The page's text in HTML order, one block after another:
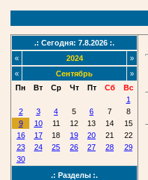
.: Сегодня: 7.8.2026 :.
«
2024
»
«
Сентябрь
»
Пн
Вт Ср Чт Пт Сб
Вс
1
2
3 4 5 6 7
8
9
10 11 12 13 14
15
16
17 18 19 20 21
22
23
24 25 26 27 28
29
30
.: Разделы :.